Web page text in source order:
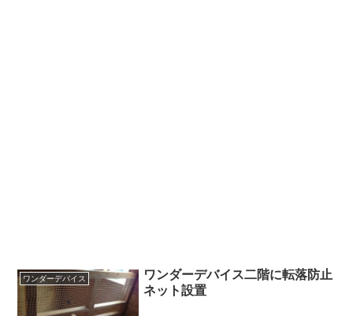
ワンダーデバイス
ワンダーデバイス二階に転落防止
ネット設置